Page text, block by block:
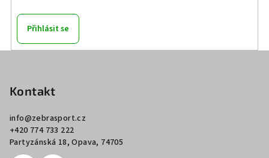
Přihlásit se
Kontakt
info@zebrasport.cz
+420 774 733 222
Partyzánská 18, Opava, 74705